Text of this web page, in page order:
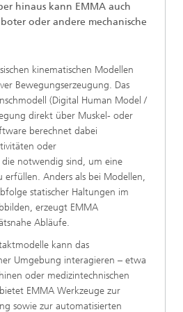
hinaus kann EMMA auch
oder andere mechanische
kinematischen Modellen
Bewegungserzeugung. Das
(Digital Human Model /
direkt über Muskel- oder
berechnet dabei
oder
notwendig sind, um eine
erfüllen. Anders als bei Modellen,
statischer Haltungen im
erzeugt EMMA
Abläufe.
kann das
Umgebung interagieren – etwa
oder medizintechnischen
EMMA Werkzeuge zur
sowie zur automatisierten